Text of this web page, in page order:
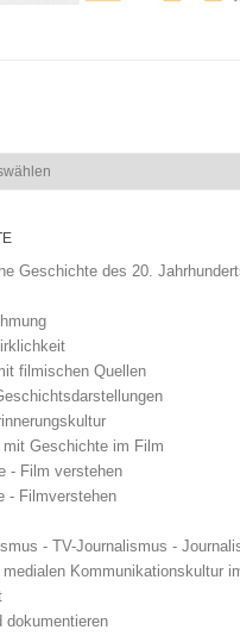
Geschichte des 20.
filmischen Quellen
mit Geschichte im Film
- Film verstehen
- Filmverstehen
- TV-Journalismus -
medialen Kommunikationskultur
dokumentieren